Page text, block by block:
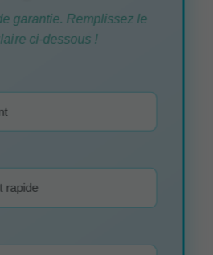
garantie. Remplissez le
ci-dessous !